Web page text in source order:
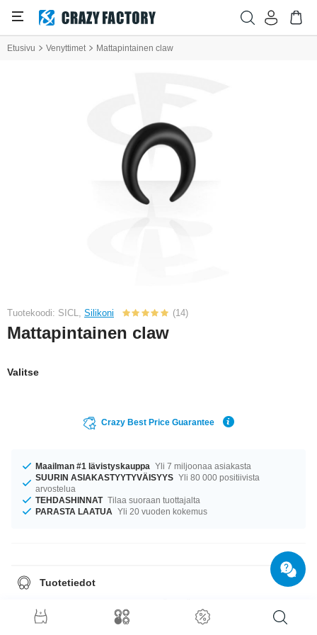
Etusivu Venyttimet Mattapintainen claw
Tuotekoodi: SICL, Silikoni (14)
Mattapintainen claw
Valitse
Crazy Best Price Guarantee
Maailman #1 lävistyskauppa Yli 7 miljoonaa asiakasta
SUURIN ASIAKASTYYTYVÄISYYS Yli 80 000 positiivista
arvostelua
TEHDASHINNAT Tilaa suoraan tuottajalta
PARASTA LAATUA Yli 20 vuoden kokemus
Tuotetiedot
venytettyihin lävistyksiin.